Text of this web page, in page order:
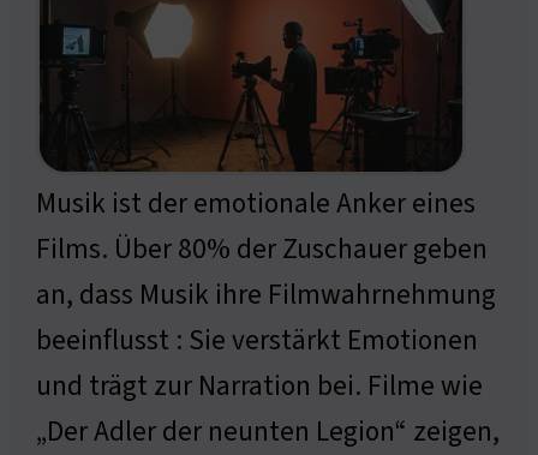
Musik ist der emotionale Anker eines
Films. Über 80% der Zuschauer geben
an, dass Musik ihre Filmwahrnehmung
beeinflusst : Sie verstärkt Emotionen
und trägt zur Narration bei. Filme wie
„Der Adler der neunten Legion“ zeigen,